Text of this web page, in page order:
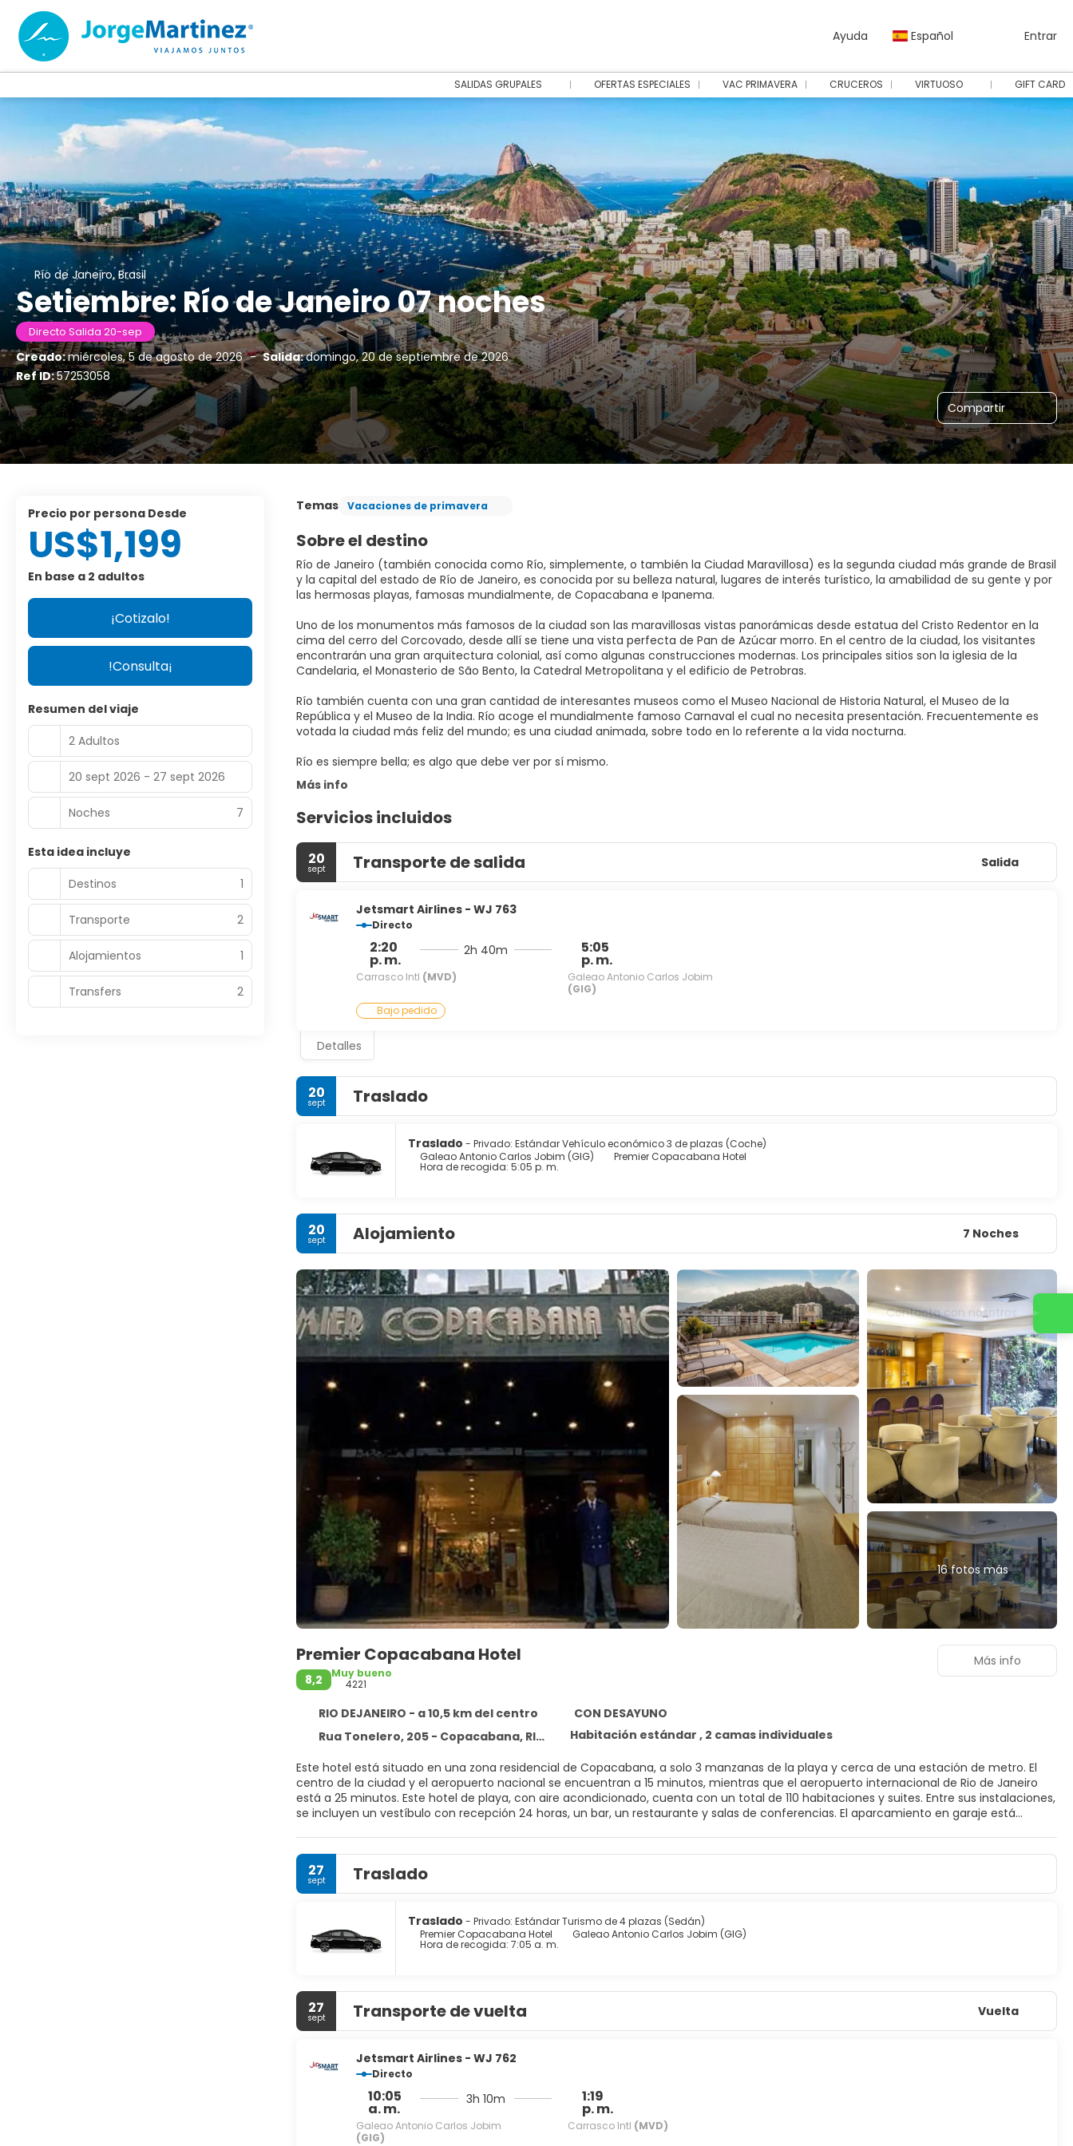
Ayuda Español Entrar
SALIDAS GRUPALES OFERTAS ESPECIALES VAC PRIMAVERA CRUCEROS VIRTUOSO GIFT CARD
Río de Janeiro, Brasil
Setiembre: Río de Janeiro 07 noches
Directo Salida 20-sep
Creado:miércoles, 5 de agosto de 2026 - Salida:domingo, 20 de septiembre de 2026
Ref ID:57253058
Compartir
Temas Vacaciones de primavera
Sobre el destino
Río de Janeiro (también conocida como Río, simplemente, o también la Ciudad Maravillosa) es la segunda ciudad más grande de Brasil
y la capital del estado de Río de Janeiro, es conocida por su belleza natural, lugares de interés turístico, la amabilidad de su gente y por
las hermosas playas, famosas mundialmente, de Copacabana e Ipanema.
Uno de los monumentos más famosos de la ciudad son las maravillosas vistas panorámicas desde estatua del Cristo Redentor en la
cima del cerro del Corcovado, desde allí se tiene una vista perfecta de Pan de Azúcar morro. En el centro de la ciudad, los visitantes
encontrarán una gran arquitectura colonial, así como algunas construcciones modernas. Los principales sitios son la iglesia de la
Candelaria, el Monasterio de São Bento, la Catedral Metropolitana y el edificio de Petrobras.
Río también cuenta con una gran cantidad de interesantes museos como el Museo Nacional de Historia Natural, el Museo de la
República y el Museo de la India. Río acoge el mundialmente famoso Carnaval el cual no necesita presentación. Frecuentemente es
votada la ciudad más feliz del mundo; es una ciudad animada, sobre todo en lo referente a la vida nocturna.
Río es siempre bella; es algo que debe ver por sí mismo.
Más info
Servicios incluidos
20
sept Transporte de salida Salida
Jetsmart Airlines - WJ 763
Directo
2:20
p. m.
Carrasco Intl (MVD)
2h 40m 5:05
p. m.
Galeao Antonio Carlos Jobim
(GIG)
Bajo pedido
Detalles
20
sept Traslado
Traslado - Privado: Estándar Vehículo económico 3 de plazas (Coche)
Galeao Antonio Carlos Jobim (GIG)
Premier Copacabana Hotel
Hora de recogida: 5:05 p. m.
20
sept Alojamiento 7 Noches
16 fotos más
Premier Copacabana Hotel
8,2
Muy bueno
4221
RIO DEJANEIRO - a 10,5 km del centro
CON DESAYUNO
Rua Tonelero, 205 - Copacabana, RIO DEJANEIRO 22030000
Habitación estándar , 2 camas individuales
Este hotel está situado en una zona residencial de Copacabana, a solo 3 manzanas de la playa y cerca de una estación de metro. El
centro de la ciudad y el aeropuerto nacional se encuentran a 15 minutos, mientras que el aeropuerto internacional de Rio de Janeiro
está a 25 minutos. Este hotel de playa, con aire acondicionado, cuenta con un total de 110 habitaciones y suites. Entre sus instalaciones,
se incluyen un vestíbulo con recepción 24 horas, un bar, un restaurante y salas de conferencias. El aparcamiento en garaje está
una piscina, un gimnasio y una sauna.
Más info
27
sept Traslado
Traslado - Privado: Estándar Turismo de 4 plazas (Sedán)
Premier Copacabana Hotel
Galeao Antonio Carlos Jobim (GIG)
Hora de recogida: 7:05 a. m.
27
sept Transporte de vuelta Vuelta
Jetsmart Airlines - WJ 762
Directo
10:05
a. m.
Galeao Antonio Carlos Jobim
(GIG)
3h 10m 1:19
p. m.
Carrasco Intl (MVD)
precio por persona Desde
US$1,199
En base a 2 adultos
¡Cotizalo!
!Consulta¡
Resumen del viaje
2 Adultos
20 sept 2026 - 27 sept 2026
Noches 7
Esta idea incluye
Destinos
1
Transporte 2
Alojamientos 1
Transfers 2
Contacta con nosotros